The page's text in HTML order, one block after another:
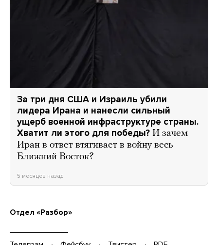
За три дня США и Израиль убили
лидера Ирана и нанесли сильный
ущерб военной инфраструктуре страны.
Хватит ли этого для победы? И зачем
Иран в ответ втягивает в войну весь
Ближний Восток?
5 месяцев назад
Отдел «Разбор»